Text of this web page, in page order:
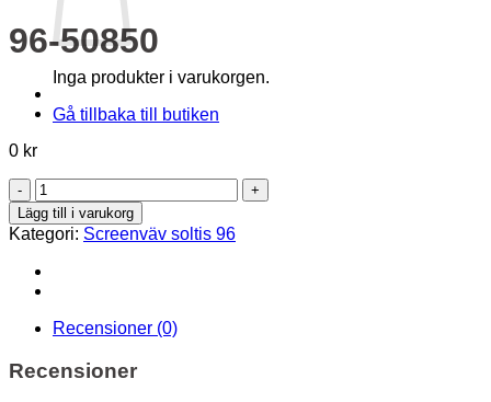
Inga produkter i varukorgen.
Gå tillbaka till butiken
96-50850
0 kr
96-
50850
mängd
Lägg till i varukorg
Kategori: Screenväv soltis 96
Recensioner (0)
Recensioner